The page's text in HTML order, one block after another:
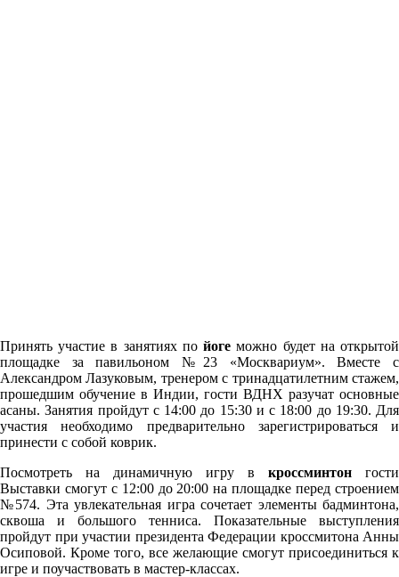
Принять участие в занятиях пойоге можно будет на открытой
площадке за павильоном №23 «Москвариум». Вместе с
Александром Лазуковым, тренером с тринадцатилетним стажем,
прошедшим обучение в Индии, гости ВДНХ разучат основные
асаны. Занятия пройдут с 14:00 до 15:30 и с 18:00 до 19:30. Для
участия необходимо предварительно зарегистрироватьсяи
принести с собой коврик.
Посмотреть на динамичную игру в кроссминтон гости
Выставки смогут с 12:00 до 20:00 на площадке перед строением
№574. Эта увлекательная игра сочетает элементы бадминтона,
сквоша и большого тенниса. Показательные выступления
пройдут при участии президента Федерации кроссмитона Анны
Осиповой. Кроме того, все желающие смогут присоединиться к
игре и поучаствовать в мастер-классах.